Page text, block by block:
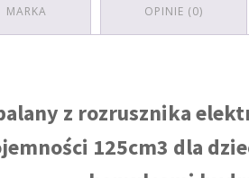
MARKA OPINIE (0)
z rozrusznika
125cm3 dla